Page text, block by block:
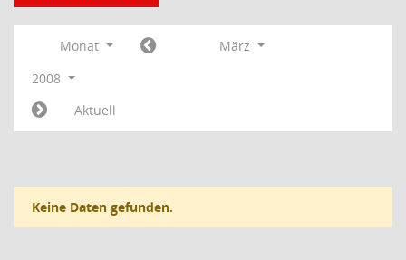
Monat
März
2008
Aktuell
Keine Daten gefunden.